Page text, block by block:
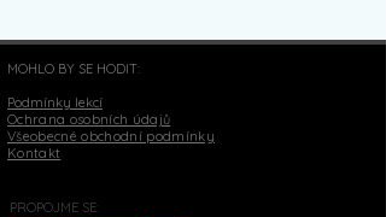
MOHLO BY SE HODIT:
Podmínky lekcí
Ochrana osobních údajů
Všeobecné obchodní podmínky
Kontakt
PROPOJME SE: